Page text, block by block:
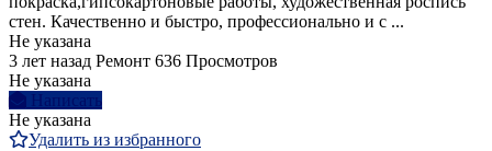
стен. Качественно и быстро, профессионально и с ...
Не указана
3 лет назад Ремонт 636 Просмотров
Не указана
Написать
Не указана
Удалить из избранного